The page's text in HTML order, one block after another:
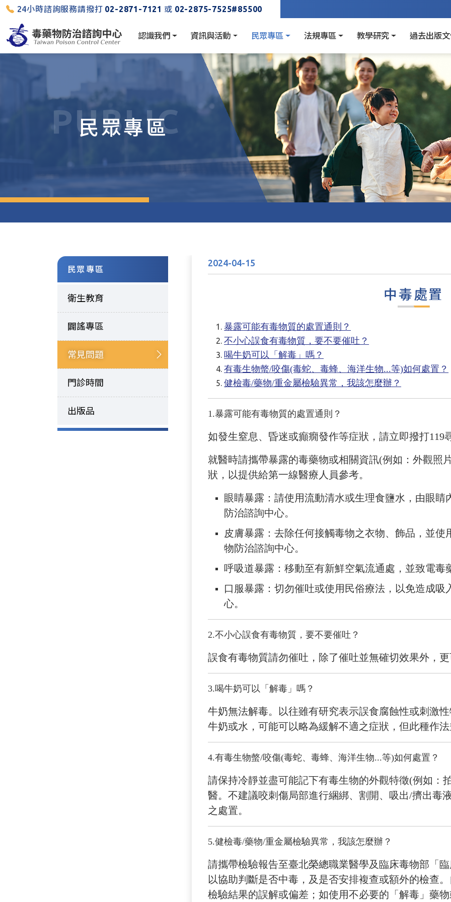
24小時諮詢服務請撥打 02-2871-7121 或 02-2875-7525#85500
認識我們 資訊與活動 民眾專區 法規專區 教學研究 過去出版
PUBLIC
民眾專區
民眾專區
衛生教育
闢謠專區
常見問題
門診時間
出版品
2024-04-15
中毒處置
暴露可能有毒物質的處置通則？
不小心誤食有毒物質，要不要催吐？
喝牛奶可以「解毒」嗎？
有毒生物螫/咬傷(毒蛇、毒蜂、海洋生物...等)如何處置？
健檢毒/藥物/重金屬檢驗異常，我該怎麼辦？
1.暴露可能有毒物質的處置通則？
如發生窒息、昏迷或癲癇發作等症狀，請立即撥打119
就醫時請攜帶暴露的毒藥物或相關資訊(例如：外觀照
狀，以提供給第一線醫療人員參考。
眼睛暴露：請使用流動清水或生理食鹽水，由眼睛
防治諮詢中心。
皮膚暴露：去除任何接觸毒物之衣物、飾品，並
物防治諮詢中心。
呼吸道暴露：移動至有新鮮空氣流通處，並致電毒
口服暴露：切勿催吐或使用民俗療法，以免造成
心。
2.不小心誤食有毒物質，要不要催吐？
誤食有毒物質請勿催吐，除了催吐並無確切效果外 ，
3.喝牛奶可以「解毒」嗎？
牛奶無法解毒。以往雖有研究表示誤食腐蝕性或刺激
牛奶或水 ，可能可以略為緩解不適之症狀，但此種作法
4.有毒生物螫/咬傷(毒蛇、毒蜂、海洋生物...等)如何處置？
請保持冷靜並盡可能記下有毒生物的外觀特徵(例如：
醫。不建議咬刺傷局部進行綑綁、割開、吸出/擠出毒
之處置。
5.健檢毒/藥物/重金屬檢驗異常，我該怎麼辦？
請攜帶檢驗報告至臺北榮總職業醫學及臨床毒物部 「
以協助判斷是否中毒，及是否安排複查或額外的檢查
檢驗結果的誤解或偏差；如使用不必要的 「解毒 」藥